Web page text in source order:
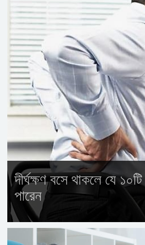
দীর্ঘক্ষণ বসে থাকলে যে
পারেন